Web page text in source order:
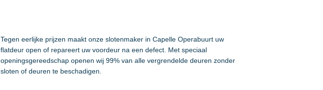
Tegen eerlijke prijzen maakt onze slotenmaker in Capelle Operabuurt uw
flatdeur open of repareert uw voordeur na een defect. Met speciaal
openingsgereedschap openen wij 99% van alle vergrendelde deuren zonder
sloten of deuren te beschadigen.